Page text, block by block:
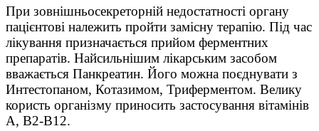
При зовнішньосекреторній недостатності органу
пацієнтові належить пройти замісну терапію. Під час
лікування призначається прийом ферментних
препаратів. Найсильнішим лікарським засобом
вважається Панкреатин. Його можна поєднувати з
Интестопаном, Котазимом, Триферментом. Велику
користь організму приносить застосування вітамінів
А, B2-B12.